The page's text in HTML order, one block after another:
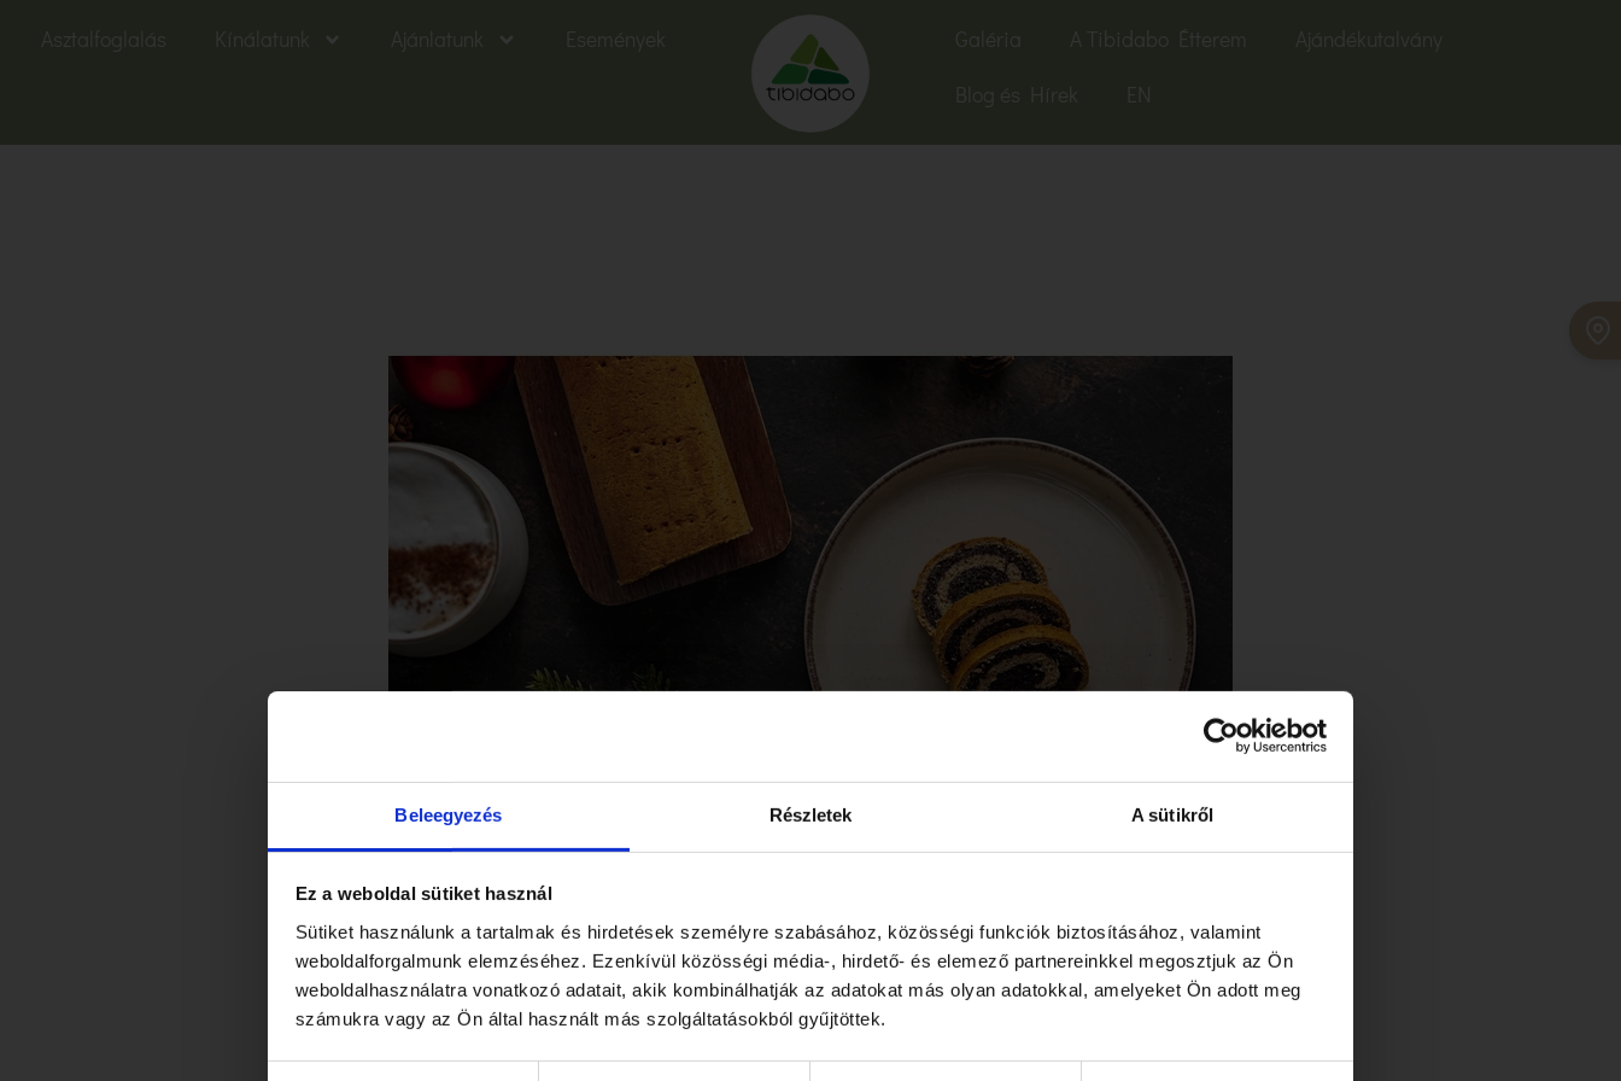
Beleegyezés Részletek A sütikről
Ez a weboldal sütiket használ
Sütiket használunk a tartalmak és hirdetések személyre szabásához, közösségi funkciók biztosításához, valamint
weboldalforgalmunk elemzéséhez. Ezenkívül közösségi média-, hirdető- és elemező partnereinkkel megosztjuk az Ön
weboldalhasználatra vonatkozó adatait, akik kombinálhatják az adatokat más olyan adatokkal, amelyeket Ön adott meg
számukra vagy az Ön által használt más szolgáltatásokból gyűjtöttek.
Asztalfoglalás Kínálatunk Ajánlatunk Események Galéria A Tibidabo Étterem
Ajándékutalvány
Blog és Hírek
EN
ÉRDEKEL